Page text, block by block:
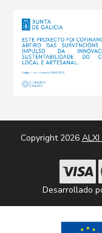
Copyright 2026 ALXI
Desarrollado